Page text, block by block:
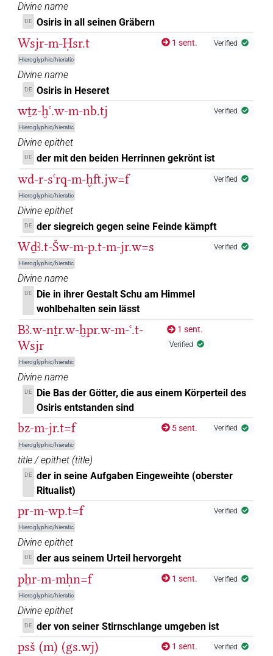
Divine name
DE Osiris in all seinen Gräbern
Wsjr-m-Ḥsr.t
Hieroglyphic/hieratic
1 sent. Verified
Divine name
DE Osiris in Heseret
wṯz-ḫꜥ.w-m-nb.tj
Hieroglyphic/hieratic
Verified
Divine epithet
DE der mit den beiden Herrinnen gekrönt ist
wd-r-sꜥrq-m-ḫft.jw=f
Hieroglyphic/hieratic
Verified
Divine epithet
DE der siegreich gegen seine Feinde kämpft
Wḏꜣ.t-Šw-m-p.t-m-jr.w=s
Hieroglyphic/hieratic
Verified
Divine name
DE
Die in ihrer Gestalt Schu am Himmel
wohlbehalten sein lässt
Bꜣ.w-nṯr.w-ḫpr.w-m-ꜥ.t-
Wsjr
Hieroglyphic/hieratic
1 sent.
Verified
Divine name
DE
Die Bas der Götter, die aus einem Körperteil des
Osiris entstanden sind
bz-m-jr.t=f
Hieroglyphic/hieratic
5 sent. Verified
title / epithet (title)
DE der in seine Aufgaben Eingeweihte (oberster
Ritualist)
pr-m-wp.t=f
Hieroglyphic/hieratic
Verified
Divine epithet
DE der aus seinem Urteil hervorgeht
pẖr-m-mḥn=f
Hieroglyphic/hieratic
1 sent. Verified
Divine epithet
DE der von seiner Stirnschlange umgeben ist
psš (m) (gs.wj) 1 sent. Verified